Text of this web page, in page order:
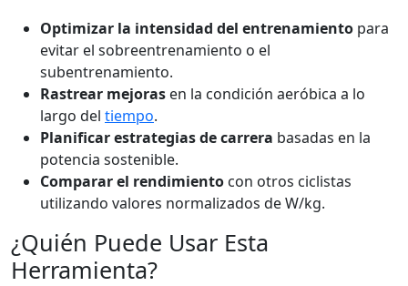
Optimizar la intensidad del entrenamiento para
evitar el sobreentrenamiento o el
subentrenamiento.
Rastrear mejoras en la condición aeróbica a lo
largo del tiempo.
Planificar estrategias de carrera basadas en la
potencia sostenible.
Comparar el rendimiento con otros ciclistas
utilizando valores normalizados de W/kg.
¿Quién Puede Usar Esta
Herramienta?